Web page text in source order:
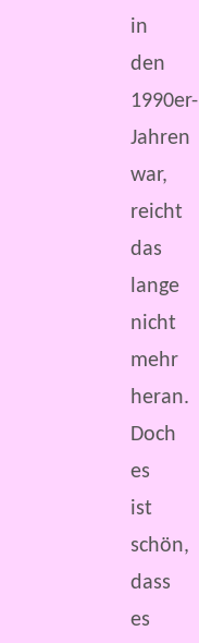
in
den
1990er-
Jahren
war,
reicht
das
lange
nicht
mehr
heran.
Doch
es
ist
schön,
dass
es